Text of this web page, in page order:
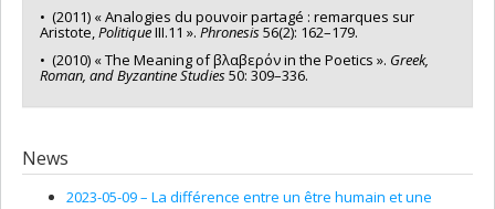
• (2011) « Analogies du pouvoir partagé : remarques sur
Aristote,PolitiqueIII.11 ».Phronesis56(2): 162–179.
• (2010) « The Meaning of βλαβερόν in the Poetics ». Greek,
Roman, and Byzantine Studies50: 309–336.
News
2023-05-09 – La différence entre un être humain et une